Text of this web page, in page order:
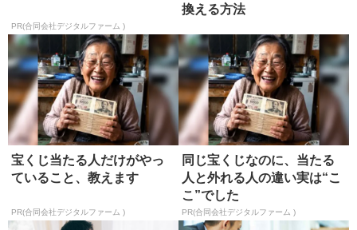
PR(合同会社デジタルファーム )
換える方法
宝くじ当たる人だけがやっ
ていること、教えます
PR(合同会社デジタルファーム )
同じ宝くじなのに、当たる
人と外れる人の違い実は“こ
こ”でした
PR(合同会社デジタルファーム )